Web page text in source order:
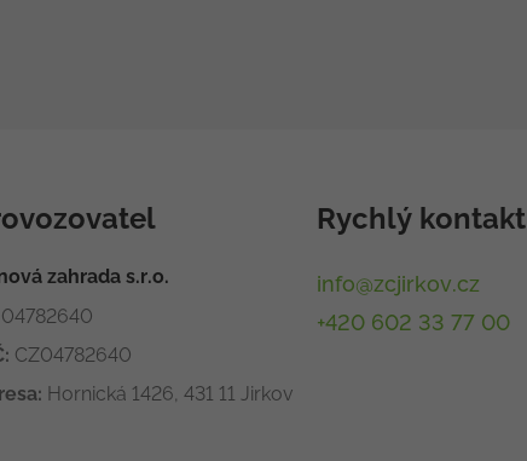
zahrada s.r.o.
04782640
CZ04782640
Hornická 1426, 431 11 Jirkov
Rychlý kontakt
info@zcjirkov.cz
+420 602 33 77 00